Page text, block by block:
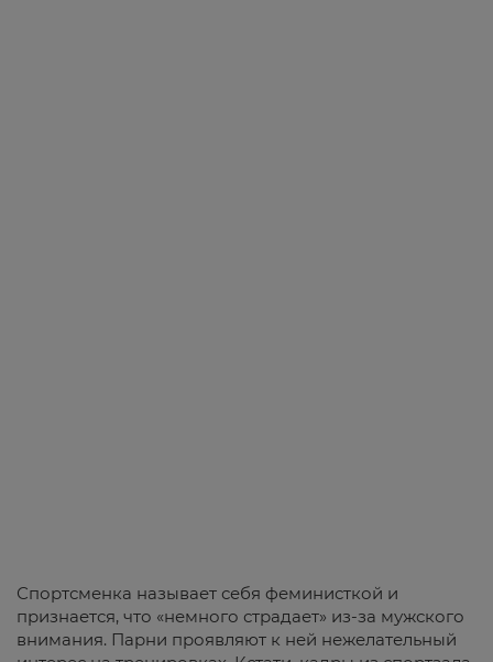
Спортсменка называет себя феминисткой и
признается, что «немного страдает» из-за мужского
внимания. Парни проявляют к ней нежелательный